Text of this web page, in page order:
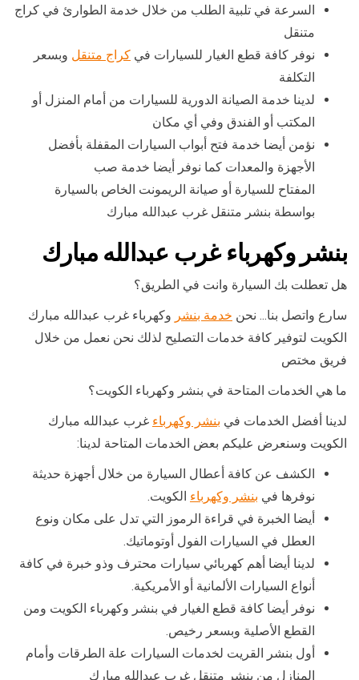
السرعة في تلبية الطلب من خلال خدمة الطوارئ في كراج
متنقل
نوفر كافة قطع الغيار للسيارات في كراج متنقل وبسعر
التكلفة
لدينا خدمة الصيانة الدورية للسيارات من أمام المنزل أو
المكتب أو الفندق وفي أي مكان
نؤمن أيضا خدمة فتح أبواب السيارات المقفلة بأفضل
الأجهزة والمعدات كما نوفر أيضا خدمة صب
المفتاح للسيارة أو صيانة الريمونت الخاص بالسيارة
بواسطة بنشر متنقل غرب عبدالله مبارك
بنشر وكهرباء غرب عبدالله مبارك
هل تعطلت بك السيارة وانت في الطريق؟
سارع واتصل بنا… نحن خدمة بنشر وكهرباء غرب عبدالله مبارك
الكويت لتوفير كافة خدمات التصليح لذلك نحن نعمل من خلال
فريق مختص
ما هي الخدمات المتاحة في بنشر وكهرباء الكويت؟
لدينا أفضل الخدمات في بنشر وكهرباء غرب عبدالله مبارك
الكويت وسنعرض عليكم بعض الخدمات المتاحة لدينا:
الكشف عن كافة أعطال السيارة من خلال أجهزة حديثة
نوفرها في بنشر وكهرباء الكويت.
أيضا الخبرة في قراءة الرموز التي تدل على مكان ونوع
العطل في السيارات الفول أوتوماتيك.
لدينا أيضا أهم كهربائي سيارات محترف وذو خبرة في كافة
أنواع السيارات الألمانية أو الأمريكية.
نوفر أيضا كافة قطع الغيار في بنشر وكهرباء الكويت ومن
القطع الأصلية وبسعر رخيص.
أول بنشر القريت لخدمات السيارات علة الطرقات وأمام
المنازل من بنشر متنقل غرب عبدالله مبارك